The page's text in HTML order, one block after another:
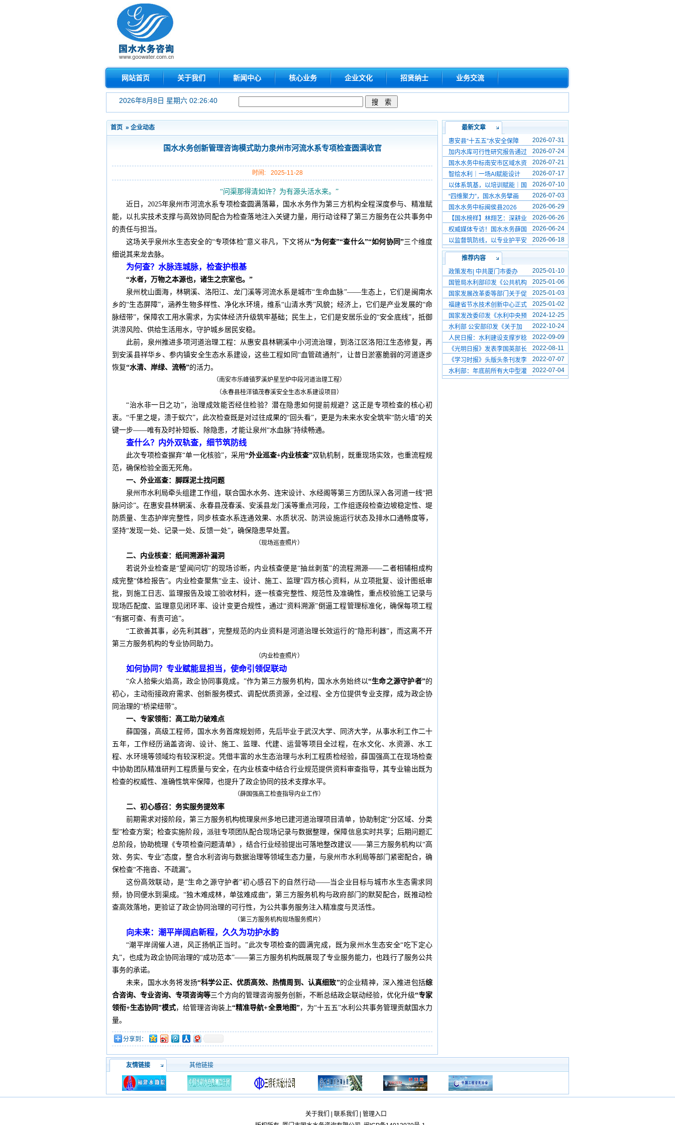
网站首页 关于我们 新闻中心 核心业务 企业文化 招贤纳士 业务交流
2026年8月8日 星期六 02:26:40
首页 » 企业动态
国水水务创新管理咨询模式助力泉州市河流水系专项检查圆满收官
时间: 2025-11-28
“问渠那得清如许？为有源头活水来。”
近日，2025年泉州市河流水系专项检查圆满落幕，国水水务作为第三方机构全程深度参与、精准赋
能，以扎实技术支撑与高效协同配合为检查落地注入关键力量，用行动诠释了第三方服务在公共事务中
的责任与担当。
这场关乎泉州水生态安全的“专项体检”意义非凡，下文将从“为何查”“查什么”“如何协同”三个维度
细说其来龙去脉。
为何查？水脉连城脉，检查护根基
“水者，万物之本源也，诸生之宗室也。”
泉州枕山面海，林辋溪、洛阳江、龙门溪等河流水系是城市“生命血脉”——生态上，它们是闽南水
乡的“生态屏障”，涵养生物多样性、净化水环境，维系“山清水秀”风貌；经济上，它们是产业发展的“命
脉纽带”，保障农工用水需求，为实体经济升级筑牢基础；民生上，它们是安居乐业的“安全底线”，抵御
洪涝风险、供给生活用水，守护城乡居民安稳。
此前，泉州推进多项河道治理工程：从惠安县林辋溪中小河流治理，到洛江区洛阳江生态修复，再
到安溪县祥华乡、参内镇安全生态水系建设，这些工程如同“血管疏通剂”，让昔日淤塞脆弱的河道逐步
恢复“水清、岸绿、流畅”的活力。
（南安市乐峰镇罗溪炉星至炉中段河道治理工程）
（永春县桂洋镇茂春溪安全生态水系建设项目）
“治水非一日之功”，治理成效能否经住检验？潜在隐患如何提前规避？这正是专项检查的核心初
衷。“千里之堤，溃于蚁穴”，此次检查既是对过往成果的“回头看”，更是为未来水安全筑牢“防火墙”的关
键一步——唯有及时补短板、除隐患，才能让泉州“水血脉”持续畅通。
查什么？内外双轨查，细节筑防线
此次专项检查摒弃“单一化核验”，采用“外业巡查+内业核查”双轨机制，既重现场实效，也重流程规
范，确保检验全面无死角。
一、外业巡查：脚踩泥土找问题
泉州市水利局牵头组建工作组，联合国水水务、连宋设计、水经阁等第三方团队深入各河道一线“把
脉问诊”。在惠安县林辋溪、永春县茂春溪、安溪县龙门溪等重点河段，工作组逐段检查边坡稳定性、堤
防质量、生态护岸完整性，同步核查水系连通效果、水质状况、防洪设施运行状态及排水口通畅度等，
坚持“发现一处、记录一处、反馈一处”，确保隐患早处置。
（现场巡查照片）
二、 内业核查：纸间溯源补漏洞
若说外业检查是“望闻问切”的现场诊断，内业核查便是“抽丝剥茧”的流程溯源——二者相辅相成构
成完整“体检报告”。内业检查聚焦“业主、设计、施工、监理”四方核心资料，从立项批复、设计图纸审
批，到施工日志、监理报告及竣工验收材料，逐一核查完整性、规范性及准确性，重点校验施工记录与
现场匹配度、监理意见闭环率、设计变更合规性，通过“资料溯源”倒逼工程管理标准化，确保每项工程
“有据可查、有责可追”。
“工欲善其事，必先利其器”，完整规范的内业资料是河道治理长效运行的“隐形利器”，而这离不开
第三方服务机构的专业协同助力。
（内业检查照片）
如何协同？专业赋能显担当，使命引领促联动
“众人拾柴火焰高，政企协同事竟成。”作为第三方服务机构，国水水务始终以“生命之源守护者”的
初心，主动衔接政府需求、创新服务模式、调配优质资源，全过程、全方位提供专业支撑，成为政企协
同治理的“桥梁纽带”。
一、专家领衔：高工助力破难点
薛国强，高级工程师，国水水务首席规划师，先后毕业于武汉大学、同济大学，从事水利工作二十
五年，工作经历涵盖咨询、设计、施工、监理、代建、运营等项目全过程，在水文化、水资源、水工
程、水环境等领域均有较深积淀。凭借丰富的水生态治理与水利工程质检经验，薛国强高工在现场检查
中协助团队精准研判工程质量与安全，在内业核查中结合行业规范提供资料审查指导，其专业输出既为
检查的权威性、准确性筑牢保障，也提升了政企协同的技术支撑水平。
（薛国强高工检查指导内业工作）
二、初心感召：务实服务提效率
前期需求对接阶段，第三方服务机构梳理泉州多地已建河道治理项目清单，协助制定“分区域、分类
型”检查方案；检查实施阶段，派驻专项团队配合现场记录与数据整理，保障信息实时共享；后期问题汇
总阶段，协助梳理《专项检查问题清单》，结合行业经验提出可落地整改建议——第三方服务机构以“高
效、务实、专业”态度，整合水利咨询与数据治理等领域生态力量，与泉州市水利局等部门紧密配合，确
保检查“不拖沓、不疏漏”。
这份高效联动，是“生命之源守护者”初心感召下的自然行动——当企业目标与城市水生态需求同
频，协同便水到渠成。“独木难成林，单弦难成曲”，第三方服务机构与政府部门的默契配合，既推动检
查高效落地，更验证了政企协同治理的可行性，为公共事务服务注入精准度与灵活性。
（第三方服务机构现场服务照片）
向未来：潮平岸阔启新程，久久为功护水韵
“潮平岸阔催人进，风正扬帆正当时。”此次专项检查的圆满完成，既为泉州水生态安全“吃下定心
丸”，也成为政企协同治理的“成功范本”——第三方服务机构既展现了专业服务能力，也践行了服务公共
事务的承诺。
未来，国水水务将发扬“科学公正、优质高效、热情周到、认真细致”的企业精神，深入推进包括综
合咨询、专业咨询、专项咨询等三个方向的管理咨询服务创新，不断总结政企联动经验，优化升级“专家
领衔+生态协同”模式，给管理咨询装上“精准导航+全景地图”，为“十五五”水利公共事务管理贡献国水力
量。
分享到：
最新文章
惠安县“十五五”水安全保障
2026-07-31
加内水库可行性研究报告通过
2026-07-24
国水水务中标南安市区域水资
2026-07-21
智绘水利｜一场AI赋能设计
2026-07-17
以体系筑基，以培训赋能｜国
2026-07-10
“四维聚力”，国水水务擘画
2026-07-03
国水水务中标闽侯县2026
2026-06-29
【国水榜样】林翔艺：深耕业
2026-06-26
权威媒体专访！国水水务薛国
2026-06-24
以监督筑防线，以专业护平安
2026-06-18
推荐内容
政策发布| 中共厦门市委办
2025-01-10
国管局水利部印发《公共机构
2025-01-06
国家发展改革委等部门关于促
2025-01-03
福建省节水技术创新中心正式
2025-01-02
国家发改委印发《水利中央预
2024-12-25
水利部 公安部印发《关于加
2022-10-24
人民日报：水利建设支撑岁稔
2022-09-09
《光明日报》发表李国英部长
2022-08-11
《学习时报》头版头条刊发李
2022-07-07
水利部：年底前所有大中型灌
2022-07-04
友情链接 其他链接
关于我们 联系我们
管理入口